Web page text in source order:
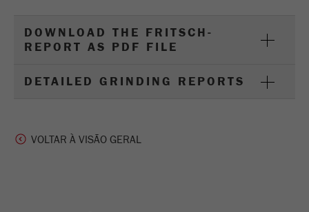
DOWNLOAD THE FRITSCH-
REPORT AS PDF FILE
DETAILED GRINDING REPORTS
VOLTAR À VISÃO GERAL